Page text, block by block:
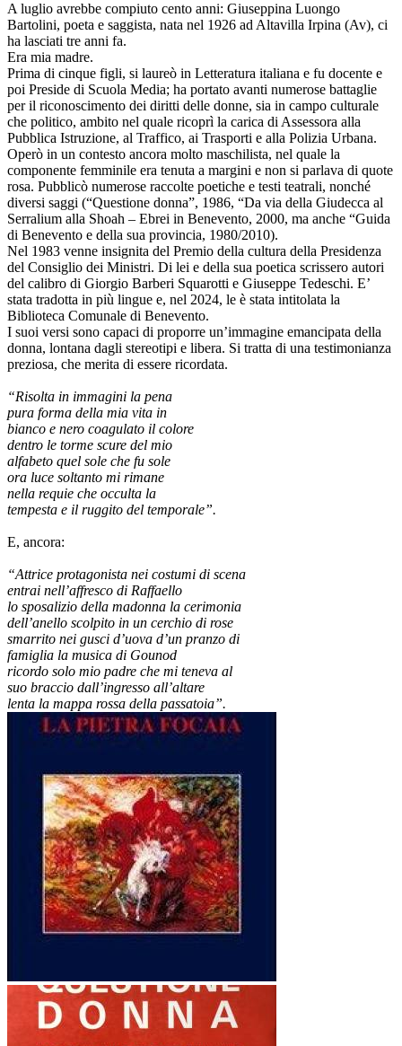
A luglio avrebbe compiuto cento anni: Giuseppina Luongo
Bartolini, poeta e saggista, nata nel 1926 ad Altavilla Irpina (Av), ci
ha lasciati tre anni fa.
Era mia madre.
Prima di cinque figli, si laureò in Letteratura italiana e fu docente e
poi Preside di Scuola Media; ha portato avanti numerose battaglie
per il riconoscimento dei diritti delle donne, sia in campo culturale
che politico, ambito nel quale ricoprì la carica di Assessora alla
Pubblica Istruzione, al Traffico, ai Trasporti e alla Polizia Urbana.
Operò in un contesto ancora molto maschilista, nel quale la
componente femminile era tenuta a margini e non si parlava di quote
rosa. Pubblicò numerose raccolte poetiche e testi teatrali, nonché
diversi saggi (“Questione donna”, 1986, “Da via della Giudecca al
Serralium alla Shoah – Ebrei in Benevento, 2000, ma anche “Guida
di Benevento e della sua provincia, 1980/2010).
Nel 1983 venne insignita del Premio della cultura della Presidenza
del Consiglio dei Ministri. Di lei e della sua poetica scrissero autori
del calibro di Giorgio Barberi Squarotti e Giuseppe Tedeschi. E’
stata tradotta in più lingue e, nel 2024, le è stata intitolata la
Biblioteca Comunale di Benevento.
I suoi versi sono capaci di proporre un’immagine emancipata della
donna, lontana dagli stereotipi e libera. Si tratta di una testimonianza
preziosa, che merita di essere ricordata.
“Risolta in immagini la pena
pura forma della mia vita in
bianco e nero coagulato il colore
dentro le torme scure del mio
alfabeto quel sole che fu sole
ora luce soltanto mi rimane
nella requie che occulta la
tempesta e il ruggito del temporale”.
E, ancora:
“Attrice protagonista nei costumi di scena
entrai nell’affresco di Raffaello
lo sposalizio della madonna la cerimonia
dell’anello scolpito in un cerchio di rose
smarrito nei gusci d’uova d’un pranzo di
famiglia la musica di Gounod
ricordo solo mio padre che mi teneva al
suo braccio dall’ingresso all’altare
lenta la mappa rossa della passatoia”.